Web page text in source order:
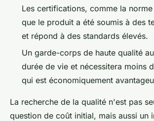
Les certifications, comme la norme
que le produit a été soumis à des
et répond à des standards élevés.
Un garde-corps de haute qualité
durée de vie et nécessitera moins
qui est économiquement
La recherche de la qualité n'est pas
question de coût initial, mais aussi un